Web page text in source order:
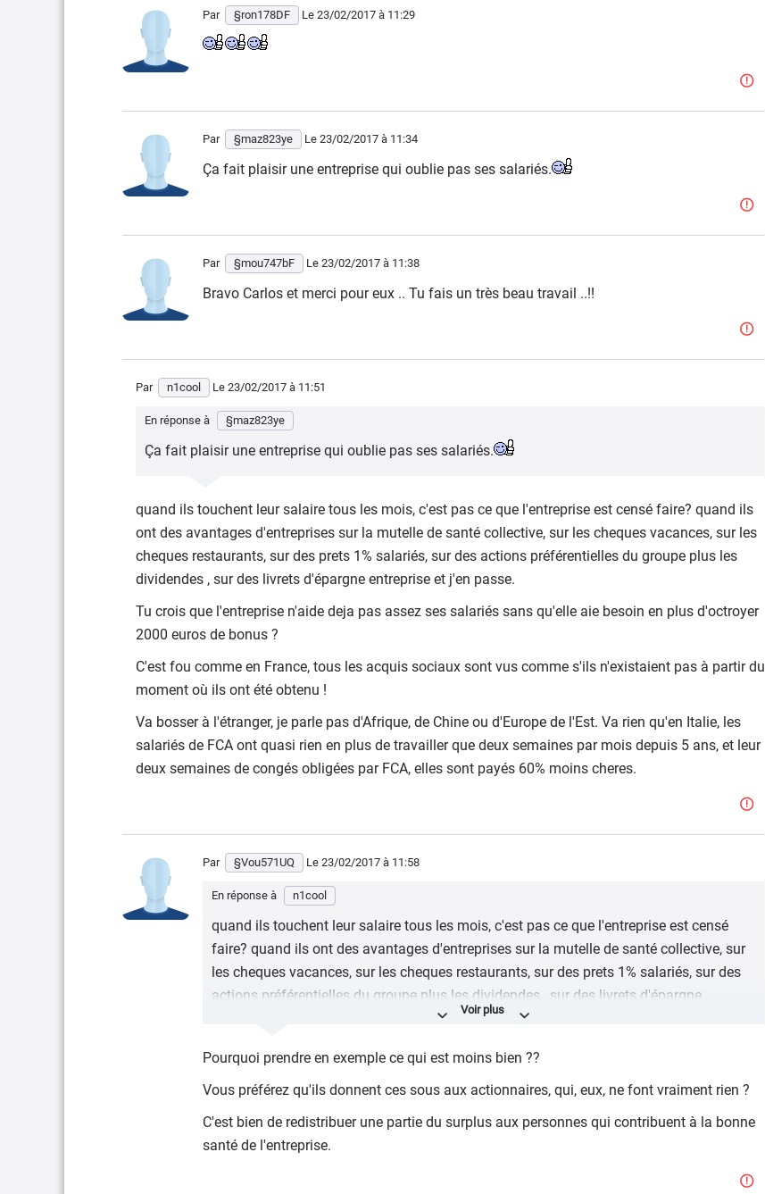
Par §ron178DF Le 23/02/2017 à 11:29
Par §maz823ye Le 23/02/2017 à 11:34
Ça fait plaisir une entreprise qui oublie pas ses salariés.
Par §mou747bF Le 23/02/2017 à 11:38
Bravo Carlos et merci pour eux .. Tu fais un très beau travail ..!!
Par n1cool Le 23/02/2017 à 11:51
En réponse à §maz823ye
Ça fait plaisir une entreprise qui oublie pas ses salariés.
quand ils touchent leur salaire tous les mois, c'est pas ce que l'entreprise est censé faire? quand ils
ont des avantages d'entreprises sur la mutelle de santé collective, sur les cheques vacances, sur les
cheques restaurants, sur des prets 1% salariés, sur des actions préférentielles du groupe plus les
dividendes , sur des livrets d'épargne entreprise et j'en passe.
Tu crois que l'entreprise n'aide deja pas assez ses salariés sans qu'elle aie besoin en plus d'octroyer
2000 euros de bonus ?
C'est fou comme en France, tous les acquis sociaux sont vus comme s'ils n'existaient pas à partir du
moment où ils ont été obtenu !
Va bosser à l'étranger, je parle pas d'Afrique, de Chine ou d'Europe de l'Est. Va rien qu'en Italie, les
salariés de FCA ont quasi rien en plus de travailler que deux semaines par mois depuis 5 ans, et leur
deux semaines de congés obligées par FCA, elles sont payés 60% moins cheres.
Par §Vou571UQ Le 23/02/2017 à 11:58
En réponse à n1cool
quand ils touchent leur salaire tous les mois, c'est pas ce que l'entreprise est censé
faire? quand ils ont des avantages d'entreprises sur la mutelle de santé collective, sur
les cheques vacances, sur les cheques restaurants, sur des prets 1% salariés, sur des
actions préférentielles du groupe plus les dividendes , sur des livrets d'épargne
Tu crois que l'entreprise n'aide deja pas assez ses salariés sans qu'elle aie besoin en
pas à partir du moment où ils ont été obtenu !
qu'en Italie, les salariés de FCA ont quasi rien en plus de travailler que deux semaines
Pourquoi prendre en exemple ce qui est moins bien ??
Vous préférez qu'ils donnent ces sous aux actionnaires, qui, eux, ne font vraiment rien ?
C'est bien de redistribuer une partie du surplus aux personnes qui contribuent à la bonne
santé de l'entreprise.